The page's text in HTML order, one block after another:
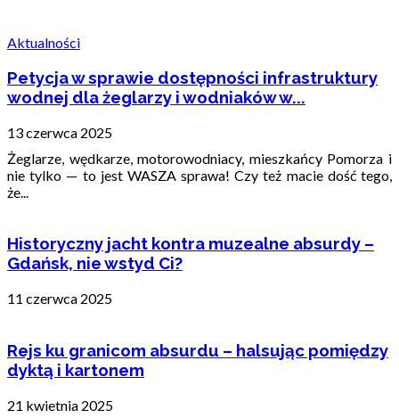
Aktualności
Petycja w sprawie dostępności infrastruktury
wodnej dla żeglarzy i wodniaków w...
13 czerwca 2025
Żeglarze, wędkarze, motorowodniacy, mieszkańcy Pomorza i
nie tylko — to jest WASZA sprawa! Czy też macie dość tego,
że...
Historyczny jacht kontra muzealne absurdy –
Gdańsk, nie wstyd Ci?
11 czerwca 2025
Rejs ku granicom absurdu – halsując pomiędzy
dyktą i kartonem
21 kwietnia 2025